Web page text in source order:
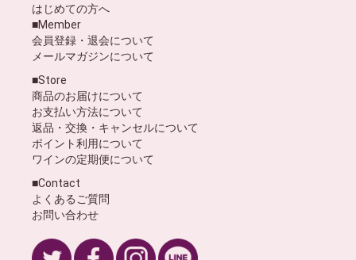
はじめての方へ
■Member
会員登録・退会について
メールマガジンについて
■Store
商品のお届けについて
お支払い方法について
返品・交換・キャンセルについて
ポイント利用について
ワインの定期便について
■Contact
よくあるご質問
お問い合わせ